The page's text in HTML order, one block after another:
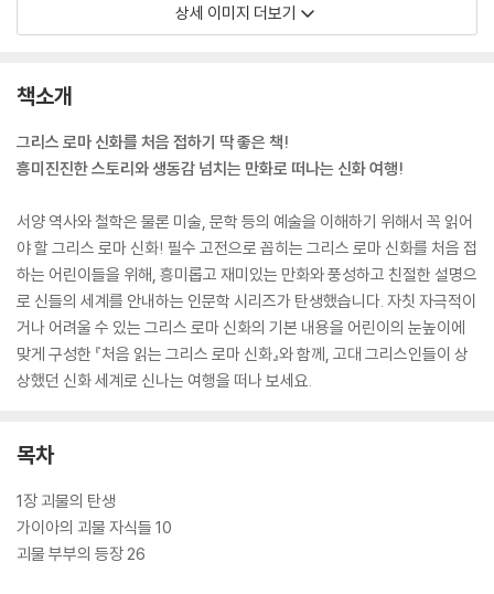
상세 이미지 더보기
책소개
그리스 로마 신화를 처음 접하기 딱 좋은 책!
흥미진진한 스토리와 생동감 넘치는 만화로 떠나는 신화 여행!
서양 역사와 철학은 물론 미술, 문학 등의 예술을 이해하기 위해서 꼭 읽어
야 할 그리스 로마 신화! 필수 고전으로 꼽히는 그리스 로마 신화를 처음 접
하는 어린이들을 위해, 흥미롭고 재미있는 만화와 풍성하고 친절한 설명으
로 신들의 세계를 안내하는 인문학 시리즈가 탄생했습니다. 자칫 자극적이
거나 어려울 수 있는 그리스 로마 신화의 기본 내용을 어린이의 눈높이에
맞게 구성한 『처음 읽는 그리스 로마 신화』와 함께, 고대 그리스인들이 상
상했던 신화 세계로 신나는 여행을 떠나 보세요.
목차
1장 괴물의 탄생
가이아의 괴물 자식들 10
괴물 부부의 등장 26